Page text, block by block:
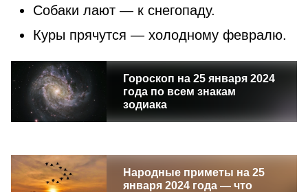
Собаки лают — к снегопаду.
Куры прячутся — холодному февралю.
Гороскоп на 25 января 2024
года по всем знакам
зодиака
Народные приметы на 25
января 2024 года — что